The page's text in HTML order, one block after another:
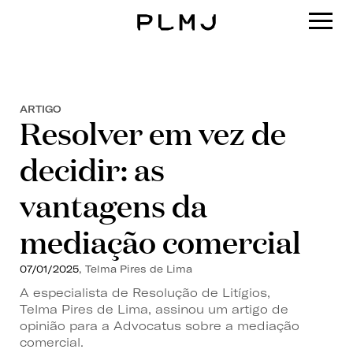
ARTIGO
Resolver em vez de
decidir: as
vantagens da
mediação comercial
07/01/2025, Telma Pires de Lima
A especialista de Resolução de Litígios,
Telma Pires de Lima, assinou um artigo de
opinião para a Advocatus sobre a mediação
comercial.